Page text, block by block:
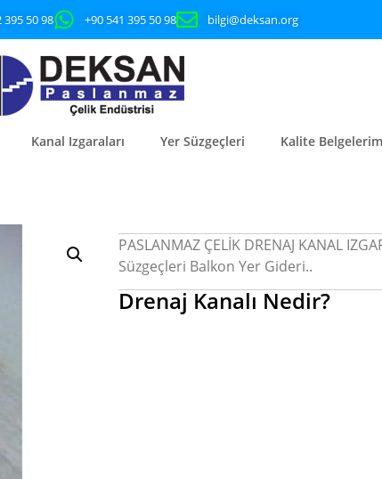
395 50 98 +90 541 395 50 98 bilgi@deksan.org
Kanal Izgaraları Yer Süzgeçleri Kalite
PASLANMAZ ÇELİK DRENAJ KANAL
Süzgeçleri Balkon Yer Gideri..
Drenaj Kanalı Nedir?